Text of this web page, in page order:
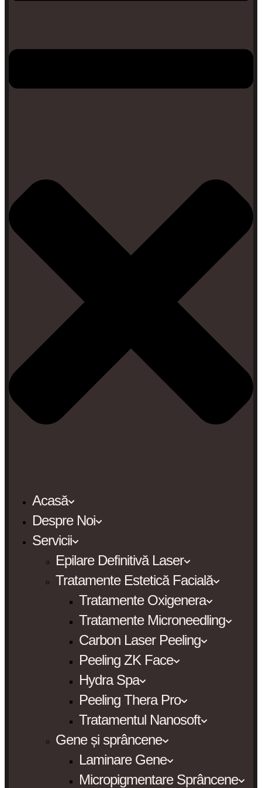
Acasă
Despre Noi
Servicii
Epilare Definitivă Laser
Tratamente Estetică Facială
Tratamente Oxigenera
Tratamente Microneedling
Carbon Laser Peeling
Peeling ZK Face
Hydra Spa
Peeling Thera Pro
Tratamentul Nanosoft
Gene și sprâncene
Laminare Gene
Micropigmentare Sprâncene